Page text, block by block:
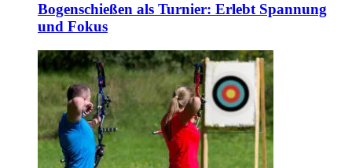
Bogenschießen als Turnier: Erlebt Spannung
und Fokus